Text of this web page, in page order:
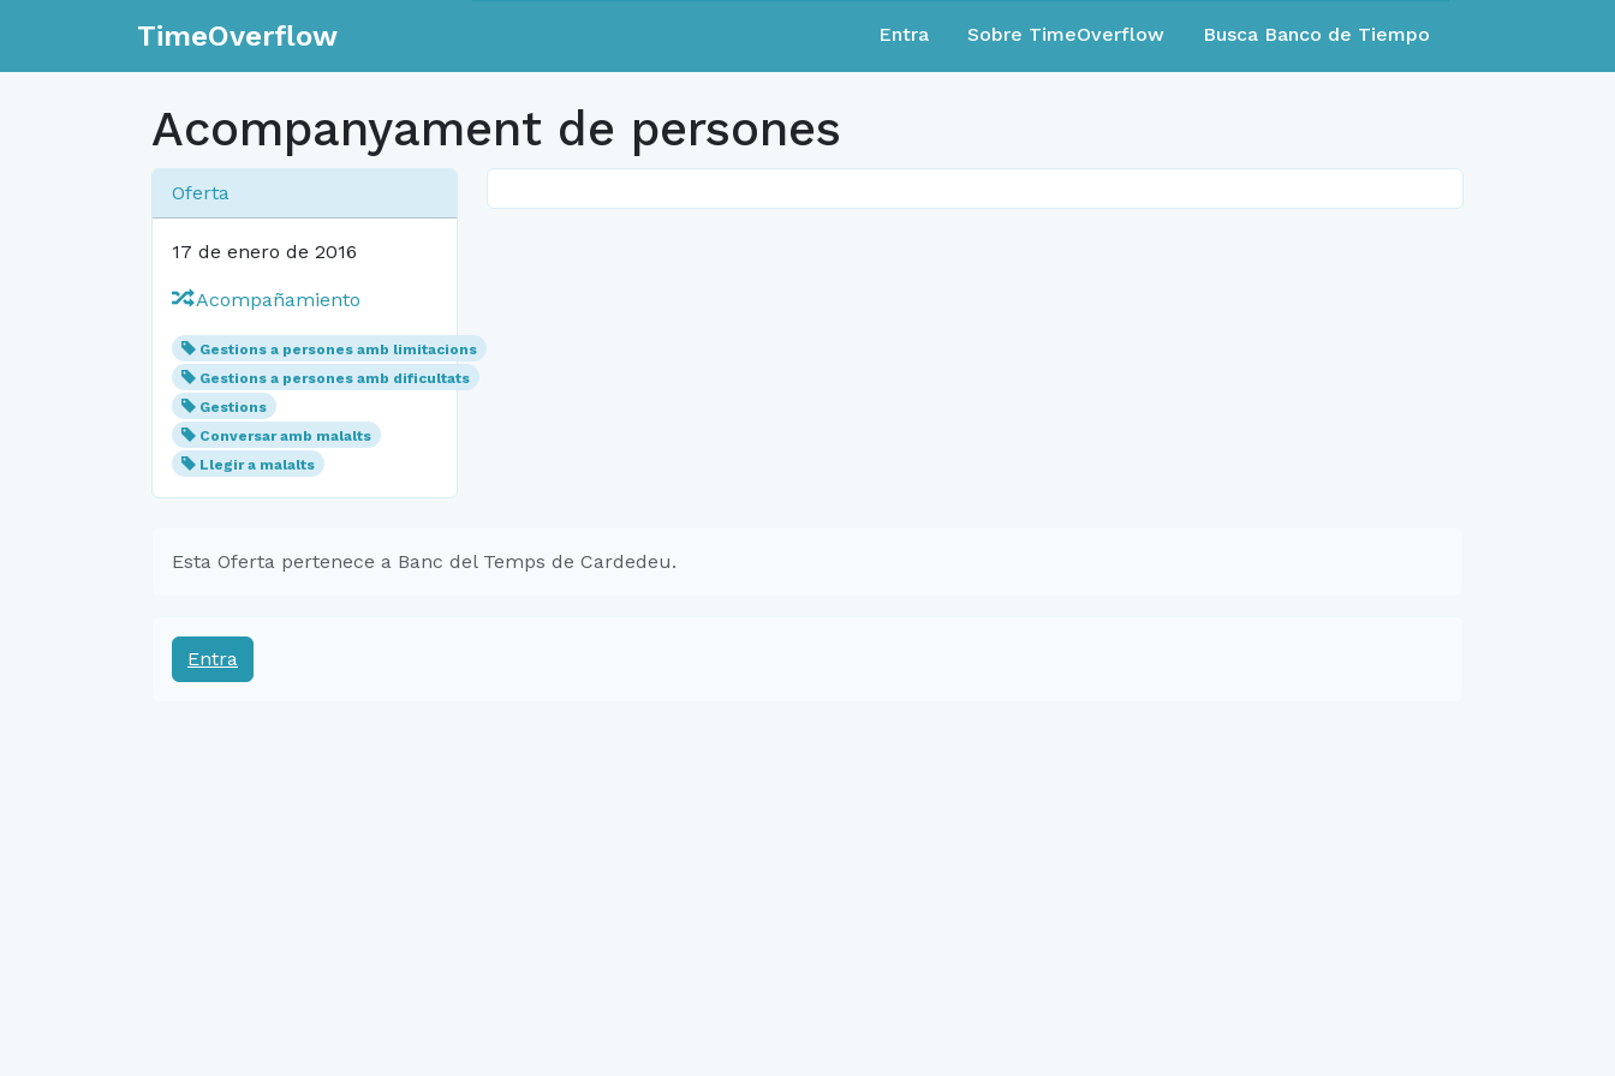
TimeOverflow Entra Sobre TimeOverflow Busca Banco de Tiempo
Acompanyament de persones
Oferta
17 de enero de 2016
Acompañamiento
Gestions a persones amb limitacions
Gestions a persones amb dificultats
Gestions
Conversar amb malalts
Llegir a malalts
Esta Oferta pertenece a Banc del Temps de Cardedeu.
Entra